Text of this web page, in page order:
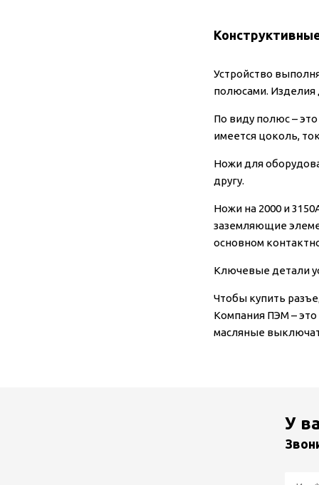
Устройство
полюсами. Изделия
По виду полюс –
имеется цоколь,
Ножи для
другу.
Ножи на 2000 и
заземляющие
основном
Ключевые детали
Чтобы купить
Компания ПЭМ –
масляные
У